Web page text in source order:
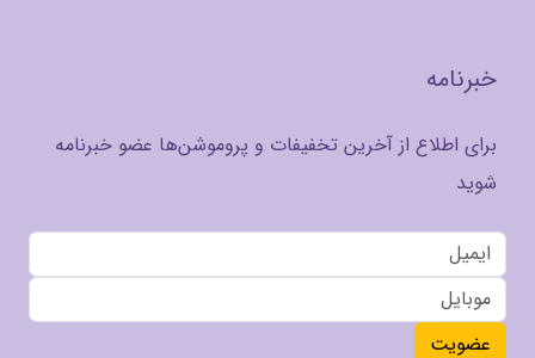
خبرنامه
برای اطلاع از آخرین تخفیفات و پروموشن‌ها عضو خبرنامه
شوید
عضویت